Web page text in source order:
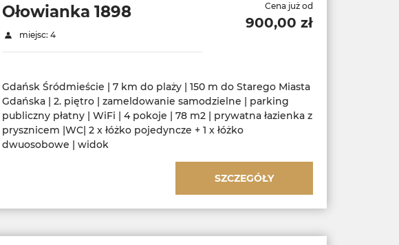
Ołowianka 1898
miejsc: 4
Cena już od
900,00 zł
Gdańsk Śródmieście | 7 km do plaży | 150 m do Starego Miasta
Gdańska | 2. piętro | zameldowanie samodzielne | parking
publiczny płatny | WiFi | 4 pokoje | 78 m2 | prywatna łazienka z
prysznicem |WC| 2 x łóżko pojedyncze + 1 x łóżko
dwuosobowe | widok
SZCZEGÓŁY